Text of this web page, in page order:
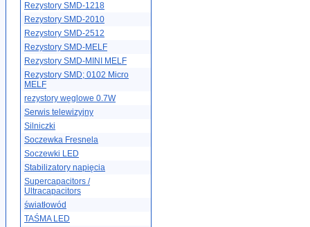
Rezystory SMD-1218
Rezystory SMD-2010
Rezystory SMD-2512
Rezystory SMD-MELF
Rezystory SMD-MINI MELF
Rezystory SMD; 0102 Micro
MELF
rezystory węglowe 0.7W
Serwis telewizyjny
Silniczki
Soczewka Fresnela
Soczewki LED
Stabilizatory napięcia
Supercapacitors /
Ultracapacitors
światłowód
TAŚMA LED